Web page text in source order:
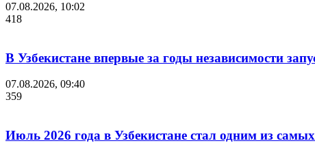
07.08.2026, 10:02
418
В Узбекистане впервые за годы независимости
07.08.2026, 09:40
359
Июль 2026 года в Узбекистане стал одним из